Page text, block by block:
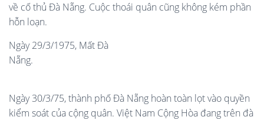
về cố thủ Đà Nẵng. Cuộc thoái quân cũng không kém phần
hỗn loạn.
Ngày 29/3/1975, Mất Đà
Nẵng.
Ngày 30/3/75, thành phố Đà Nẵng hoàn toàn lọt vào quyền
kiểm soát của cộng quân. Việt Nam Cộng Hòa đang trên đà